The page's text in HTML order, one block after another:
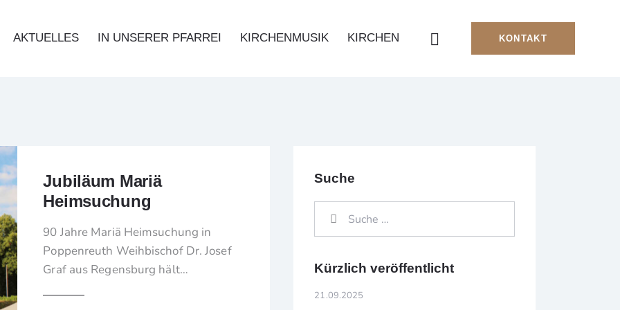
AKTUELLES IN UNSERER PFARREI KIRCHENMUSIK KIRCHEN KONTAKT
Jubiläum Mariä
Heimsuchung
90 Jahre Mariä Heimsuchung in
Poppenreuth Weihbischof Dr. Josef
Graf aus Regensburg hält…
Suche
Kürzlich veröffentlicht
21.09.2025